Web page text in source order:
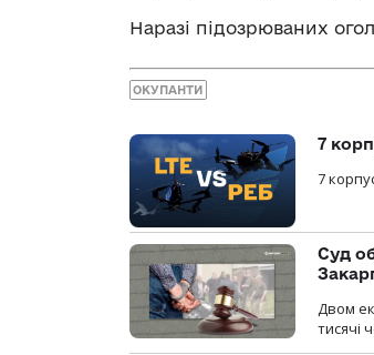
Наразі підозрюваних
ОКУПАНТИ
7
7
Суд
Двом
тисячі